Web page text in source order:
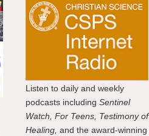
Listen to daily and weekly
podcasts including Sentinel
Watch, For Teens, Testimony of
Healing, and the award-winning